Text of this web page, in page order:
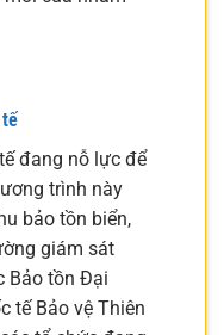
đang nỗ lực để
trình này
bảo tồn biển,
giám sát
Bảo tồn Đại
tế Bảo vệ Thiên